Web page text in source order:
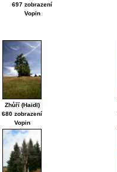
697 zobrazení
Vopin
Zhůří (Haidl)
680 zobrazení
Vopin